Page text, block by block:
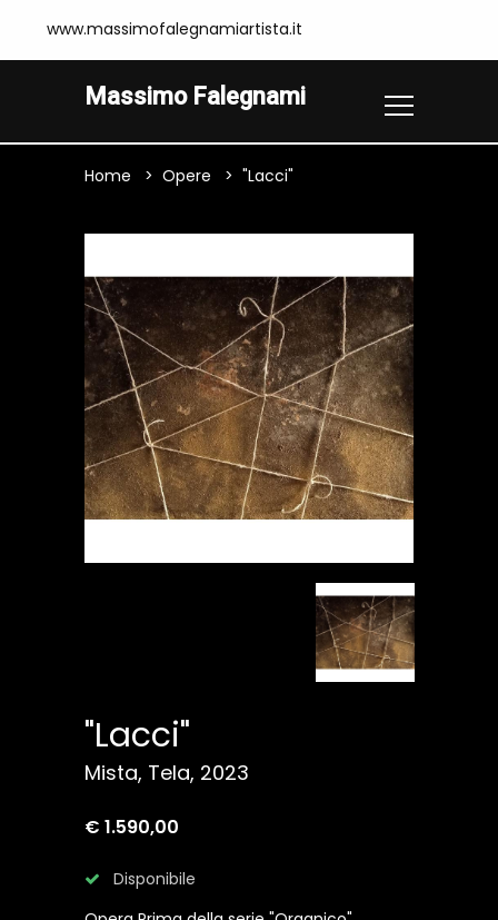
www.massimofalegnamiartista.it
Massimo Falegnami
Home Opere "Lacci"
"Lacci"
Mista, Tela, 2023
€ 1.590,00
Disponibile